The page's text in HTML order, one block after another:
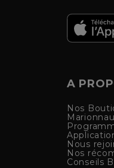
A
Nos
Nous
Nos
Conseils